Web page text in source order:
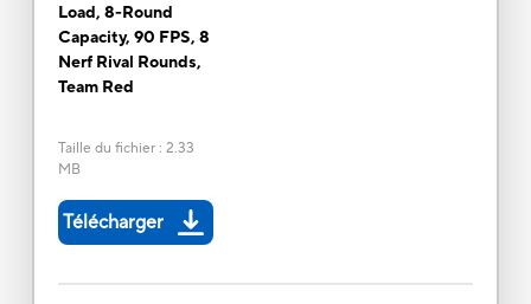
Load, 8-Round
Capacity, 90 FPS, 8
Nerf Rival Rounds,
Team Red
Taille du fichier: 2.33
MB
Télécharger